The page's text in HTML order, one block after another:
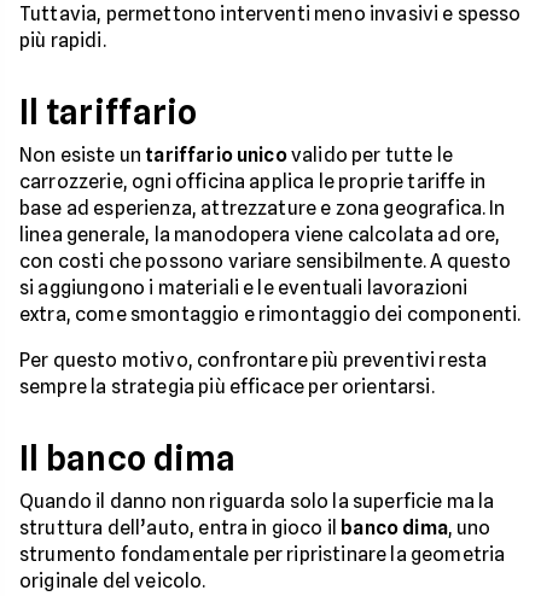
Tuttavia, permettono interventi meno invasivi e spesso
più rapidi.
Il tariffario
Non esiste un tariffario unicovalido per tutte le
carrozzerie, ogni officina applica le proprie tariffe in
base ad esperienza, attrezzature e zona geografica. In
linea generale, la manodopera viene calcolata ad ore,
con costi che possono variare sensibilmente. A questo
si aggiungono i materiali e le eventuali lavorazioni
extra, come smontaggio e rimontaggio dei componenti.
Per questo motivo, confrontare più preventivi resta
sempre la strategia più efficace per orientarsi.
Il banco dima
Quando il danno non riguarda solo la superficie ma la
struttura dell’auto, entra in gioco il banco dima, uno
strumento fondamentale per ripristinare la geometria
originale del veicolo.